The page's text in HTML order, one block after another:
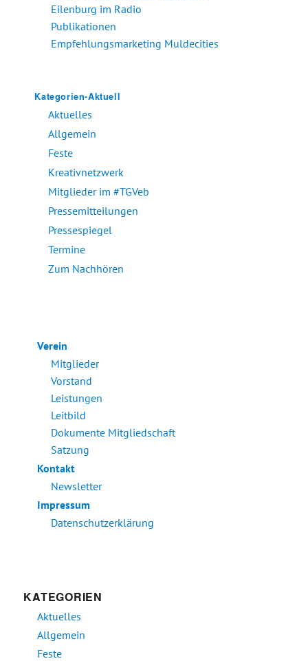
Eilenburg im Radio
Publikationen
Empfehlungsmarketing Muldecities
Kategorien-Aktuell
Aktuelles
Allgemein
Feste
Kreativnetzwerk
Mitglieder im #TGVeb
Pressemitteilungen
Pressespiegel
Termine
Zum Nachhören
Verein
Mitglieder
Vorstand
Leistungen
Leitbild
Dokumente Mitgliedschaft
Satzung
Kontakt
Newsletter
Impressum
Datenschutzerklärung
KATEGORIEN
Aktuelles
Allgemein
Feste